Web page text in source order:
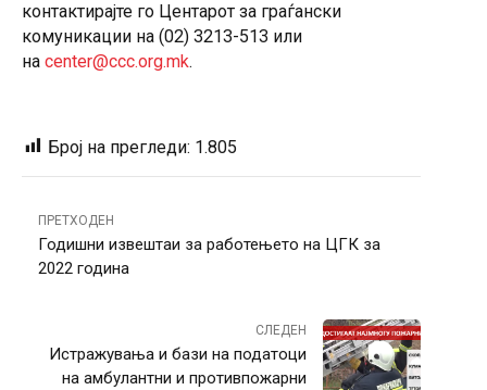
контактирајте го Центарот за граѓански
комуникации на (02) 3213-513 или
на center@ccc.org.mk.
Број на прегледи: 1.805
ПРЕТХОДЕН
Годишни извештаи за работењето на ЦГК за
2022 година
СЛЕДЕН
Истражувања и бази на податоци
на амбулантни и противпожарни